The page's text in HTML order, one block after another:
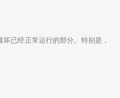
已经正常运行的部分。特别是，